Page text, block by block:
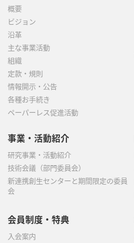
概要
ビジョン
沿革
主な事業活動
組織
定款・規則
情報開示・公告
各種お手続き
ペーパーレス促進活動
事業・活動紹介
研究事業・活動紹介
技術会議（部門委員会）
新連携創生センターと期間限定の委員
会
会員制度・特典
入会案内